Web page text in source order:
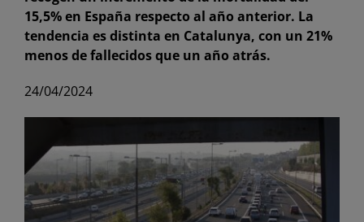
15,5% en España respecto al año anterior. La
tendencia es distinta en Catalunya, con un 21%
menos de fallecidos que un año atrás.
24/04/2024